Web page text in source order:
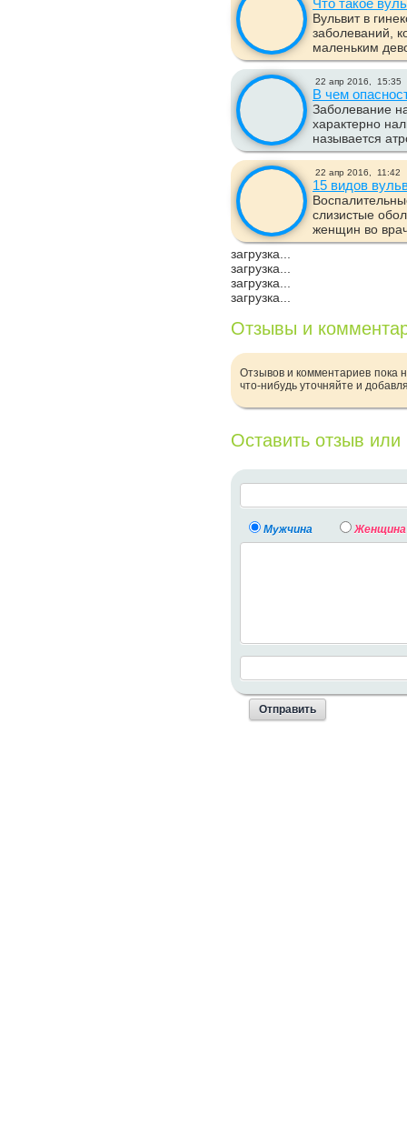
Что такое
Вульвит в
заболеваний,
маленьким
22 апр 2016, 15:35
В чем
Заболевание
характерно
называется
22 апр 2016, 11:42
15 видов
слизистые
женщин во
загрузка...
загрузка...
загрузка...
загрузка...
Отзывы и
Отзывов и комментариев пока
что-нибудь уточняйте и
Оставить отзыв
Мужчина Женщина